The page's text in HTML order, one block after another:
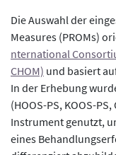
Die Auswahl der
Measures (PROMs)
nternational
CHOM) und basiert
In der Erhebung
(HOOS-PS, KOOS-
Instrument genutzt,
eines